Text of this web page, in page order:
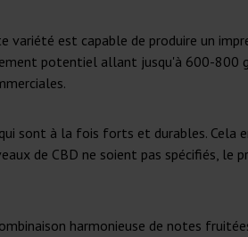
variété est capable de produire un
potentiel allant jusqu'à 600-800
sont à la fois forts et durables. Cela
de CBD ne soient pas spécifiés, le
harmonieuse de notes